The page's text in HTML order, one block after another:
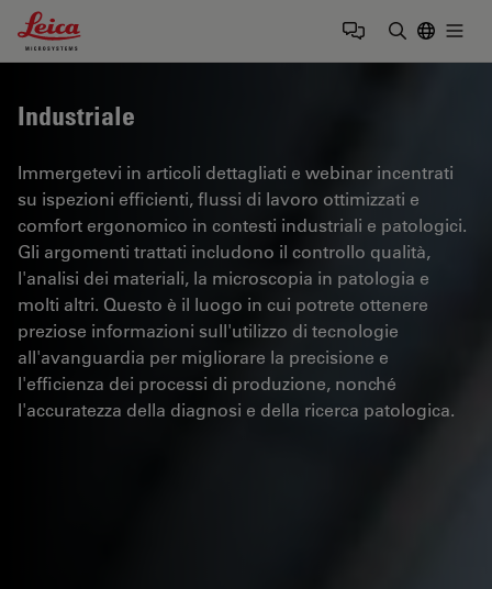
Leica Microsystems Logo
Industriale
Immergetevi in articoli dettagliati e webinar incentrati
su ispezioni efficienti, flussi di lavoro ottimizzati e
comfort ergonomico in contesti industriali e patologici.
Gli argomenti trattati includono il controllo qualità,
l'analisi dei materiali, la microscopia in patologia e
molti altri. Questo è il luogo in cui potrete ottenere
preziose informazioni sull'utilizzo di tecnologie
all'avanguardia per migliorare la precisione e
l'efficienza dei processi di produzione, nonché
l'accuratezza della diagnosi e della ricerca patologica.